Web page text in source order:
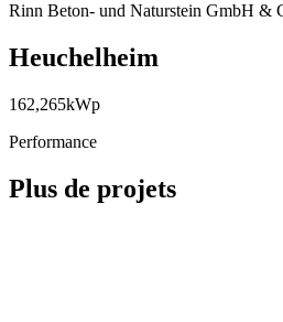
Rinn Beton- und Naturstein GmbH &
Heuchelheim
162,265kWp
Performance
Plus de projets